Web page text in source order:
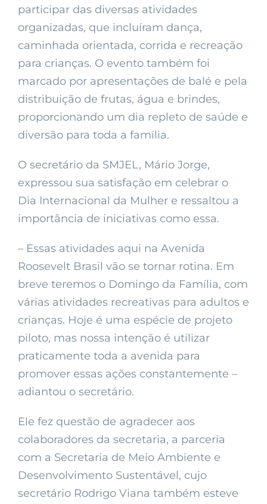
participar das diversas atividades
organizadas, que incluíram dança,
caminhada orientada, corrida e recreação
para crianças. O evento também foi
marcado por apresentações de balé e pela
distribuição de frutas, água e brindes,
proporcionando um dia repleto de saúde e
diversão para toda a família.
O secretário da SMJEL, Mário Jorge,
expressou sua satisfação em celebrar o
Dia Internacional da Mulher e ressaltou a
importância de iniciativas como essa.
– Essas atividades aqui na Avenida
Roosevelt Brasil vão se tornar rotina. Em
breve teremos o Domingo da Família, com
várias atividades recreativas para adultos e
crianças. Hoje é uma espécie de projeto
piloto, mas nossa intenção é utilizar
praticamente toda a avenida para
promover essas ações constantemente –
adiantou o secretário.
Ele fez questão de agradecer aos
colaboradores da secretaria, a parceria
com a Secretaria de Meio Ambiente e
Desenvolvimento Sustentável, cujo
secretário Rodrigo Viana também esteve